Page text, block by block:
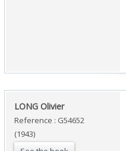
‎LONG Olivier‎
Reference : G54652
(1943)